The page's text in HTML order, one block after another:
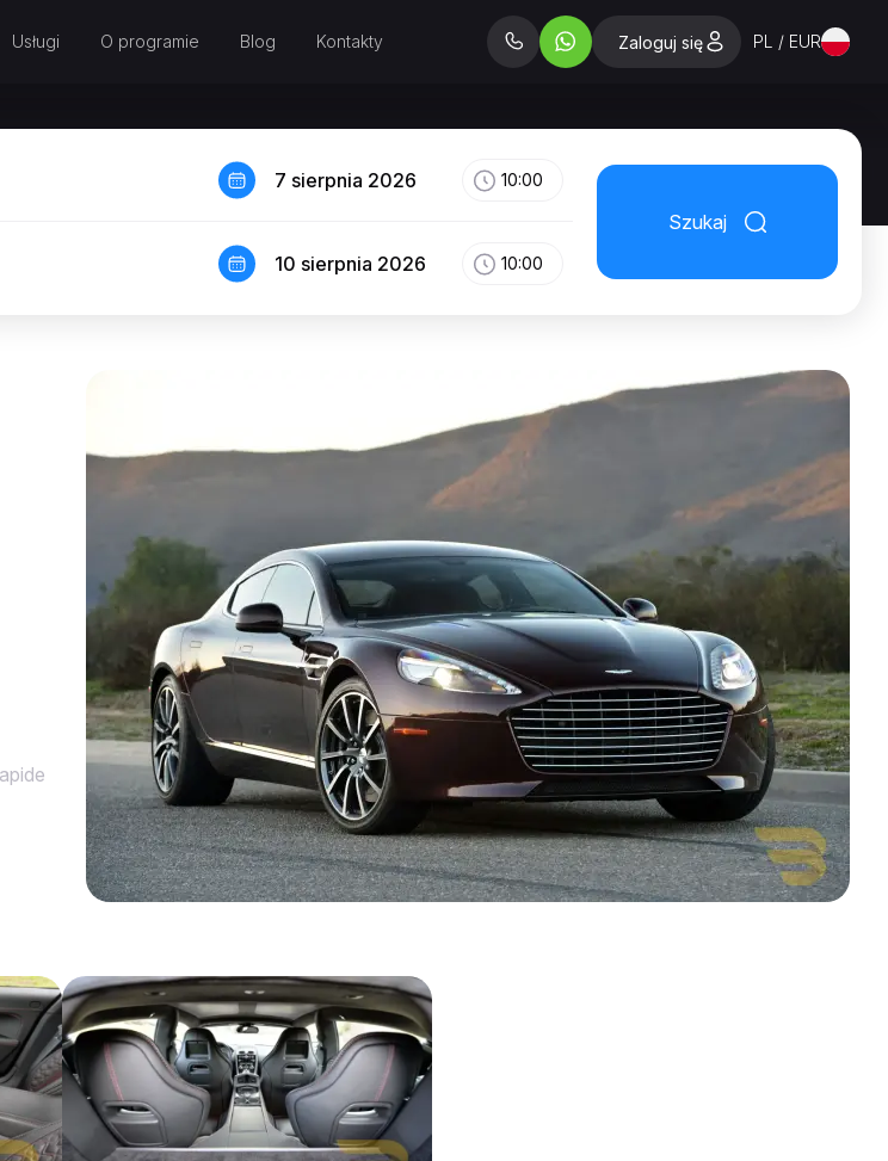
Usługi O programie Blog Kontakty Zaloguj się PL / EUR
7 sierpnia 2026 10:00
10 sierpnia 2026 10:00
Szukaj